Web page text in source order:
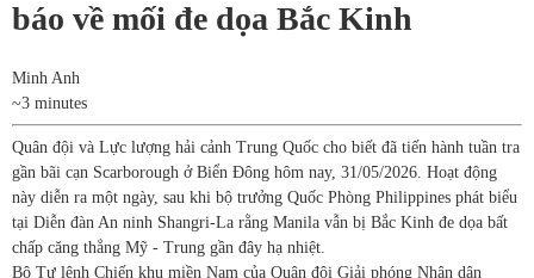
báo về mối đe dọa Bắc Kinh
Minh Anh
~3 minutes
Quân đội và Lực lượng hải cảnh Trung Quốc cho biết đã tiến hành tuần tra
gần bãi cạn Scarborough ở Biển Đông hôm nay, 31/05/2026. Hoạt động
này diễn ra một ngày, sau khi bộ trưởng Quốc Phòng Philippines phát biểu
tại Diễn đàn An ninh Shangri-La rằng Manila vẫn bị Bắc Kinh đe dọa bất
chấp căng thẳng Mỹ - Trung gần đây hạ nhiệt.
Bộ Tư lệnh Chiến khu miền Nam của Quân đội Giải phóng Nhân dân